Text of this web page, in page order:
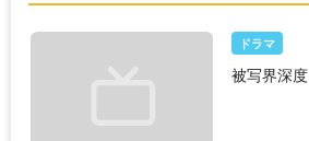
ドラマ
被写界深度